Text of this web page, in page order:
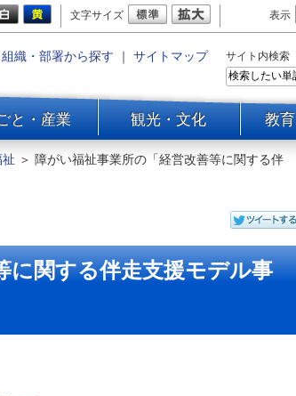
文字サイズ 表示
組織・部署から探す ｜ サイトマップ サイト内検索
と・産業 観光・文化 教
＞ 障がい福祉事業所の「経営改善等に関する伴
に関する伴走支援モデル事